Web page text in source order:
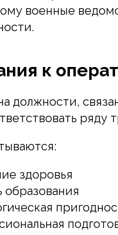
военные
к
должности,
ряду
здоровья
образования